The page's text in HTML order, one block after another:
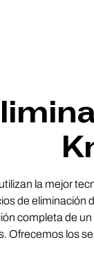
la mejor
de
completa de
Ofrecemos los